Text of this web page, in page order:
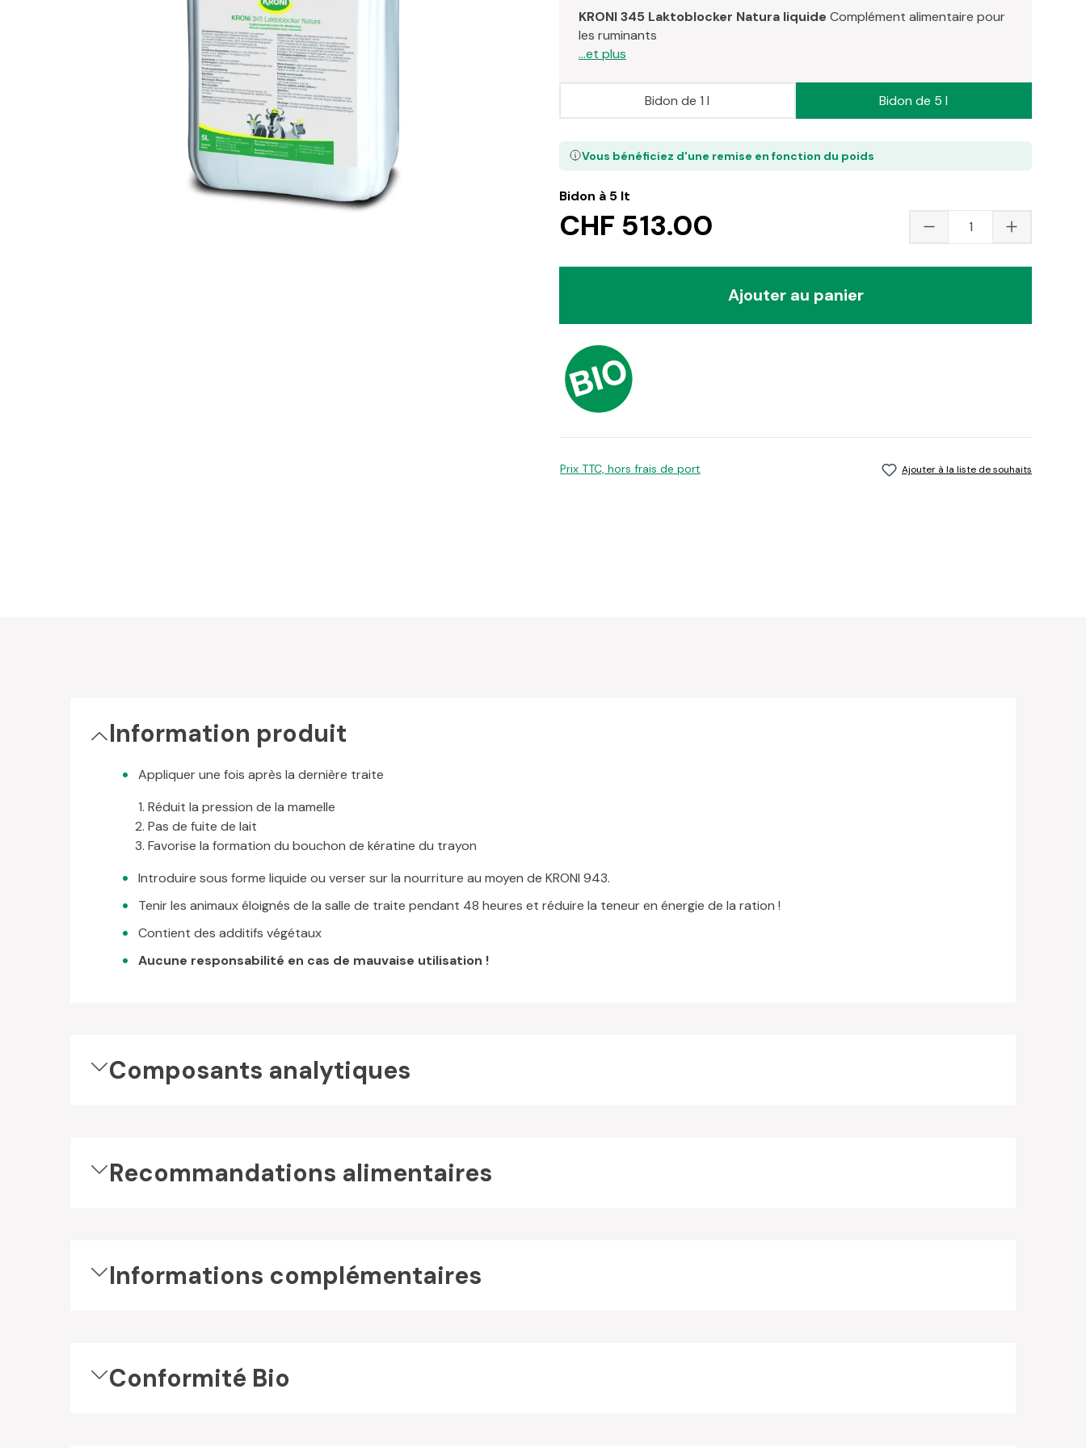
KRONI 345 Laktoblocker Natura liquide Complément alimentaire pour
les ruminants
...et plus
Bidon à 5 lt
CHF 513.00
Vous bénéficiez d'une remise en fonction du poids
Bidon de 1 l Bidon de 5 l
Quantité du
Ajouter au panier
Prix TTC, hors frais de port Ajouter à la liste de souhaits
Information produit
Appliquer une fois après la dernière traite
Réduit la pression de la mamelle
Pas de fuite de lait
Favorise la formation du bouchon de kératine du trayon
Introduire sous forme liquide ou verser sur la nourriture au moyen de KRONI 943.
Tenir les animaux éloignés de la salle de traite pendant 48 heures et réduire la teneur en énergie de la ration !
Contient des additifs végétaux
Aucune responsabilité en cas de mauvaise utilisation !
Composants analytiques
Recommandations alimentaires
Informations complémentaires
Conformité Bio